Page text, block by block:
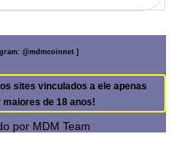
@mdmcoinnet ]
sites vinculados a ele apenas
de 18 anos!
por MDM Team